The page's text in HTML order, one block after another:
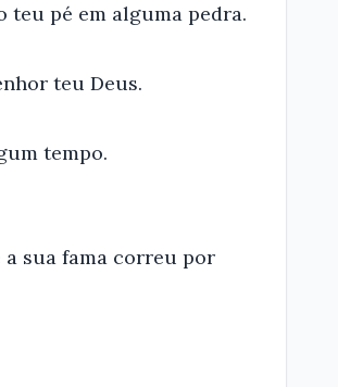
teu pé em alguma pedra.
teu Deus.
tempo.
sua fama correu por